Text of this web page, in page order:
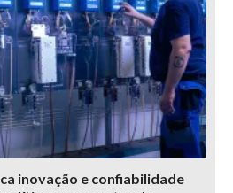
inovação e confiabilidade